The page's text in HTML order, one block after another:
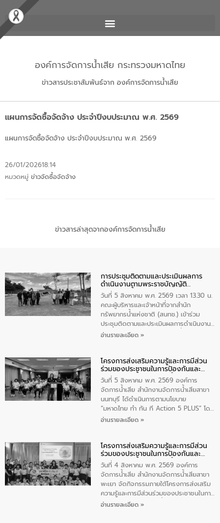
องค์การจัดการน้ำเสีย กระทรวงมหาดไทย
ข่าวสารประชาสัมพันธ์จาก องค์การจัดการน้ำเสีย
แผนการจัดซื้อจัดจ้าง ประจำปีงบประมาณ พ.ศ. 2569
แผนการจัดซื้อจัดจ้าง ประจำปีงบประมาณ พ.ศ. 2569
26/01/202618:14
หมวดหมู่ ข่าวจัดซื้อจัดจ้าง
ข่าวสารล่าสุดจากองค์การจัดการน้ำเสีย
การประชุมติดตามและประเมินผลการ
ดำเนินงานตามพระราชบัญญัติ
ทรัพยากรน้ำ พ.ศ. 2561 ประจำ
ปีงบประมาณ พ.ศ. 2569
วันที่ 5 สิงหาคม พ.ศ. 2569 เวลา 13.30 น.
คณะผู้บริหารและเจ้าหน้าที่จากสำนัก
ทรัพยากรน้ำแห่งชาติ (สนทช.) เข้าร่วม
ประชุมติดตามและประเมินผลการดำเนินงาน
ตามพระราชบัญญัติทรัพยากรน้ำ พ.ศ. 2561
วัดสิงห์ จังหวัดชัยนาท โดยมีนายแสงชัย
สุขชื่น นายกเทศมนตรีตำบลวัดสิงห์ คณะผู้
บริหารเทศบาลตำบลวัดสิงห์ ผู้นำชุมชน และ
ประชาชนในพื้นที่เทศบาลตำบลวัดสิงก์ที่มี
ส่วนได้ส่วนเสียในโครงก่อสร้างศูนย์บริหาร
จัดการคุณภาพน้ำเทศบาลตำบลวัดสิงห์
จังหวัดชัยนาท ให้การต้อนรับ
อ่านรายละเอียด »
โครงการส่งเสริมความรู้และการมีส่วน
ร่วมของประชาชนในการป้องกันและ
แก้ไขปัญหาน้ำเสียอย่างยั่งยืน
วันที่ 5 สิงหาคม พ.ศ. 2569 องค์การ
จัดการน้ำเสีย สำนักงานจัดการน้ำเสียสาขา
นนทบุรี ได้ดำเนินการตามนโยบาย
“มหาดไทย ทำ ทัน ที Action 5 PLUS” โดย
จัดโครงการส่งเสริมความรู้และการมีส่วน
“ชุมชนร่วมใจ น้ำใสยั่งยืน” ได้บรรยายให้
ความรู้เกี่ยวกับการจัดการน้ำเสียและการใช้
ถังดักไขมันให้แก่นักเรียนโรงเรียนวัดบ่อ
(นันทวิทยา) เทศบาลนครปากเกร็ด อำเภอ
ปากเกร็ด จังหวัดนนทบุรี จำนวน 30 คน
อ่านรายละเอียด »
โครงการส่งเสริมความรู้และการมีส่วน
ร่วมของประชาชนในการป้องกันและ
แก้ไขปัญหาน้ำเสียอย่างยั่งยืน
วันที่ 4 สิงหาคม พ.ศ. 2569 องค์การ
จัดการน้ำเสีย สำนักงานจัดการน้ำเสียสาขา
พะเยา จัดกิจกรรมภายใต้โครงการส่งเสริม
ความรู้และการมีส่วนร่วมของประชาชนในการ
ป้องกันและแก้ไขปัญหาน้ำเสียอย่างยั่งยืน
อ่านรายละเอียด »